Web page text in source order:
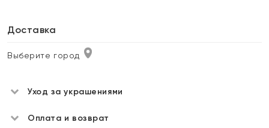
Доставка
Выберите город
Уход за украшениями
Оплата и возврат